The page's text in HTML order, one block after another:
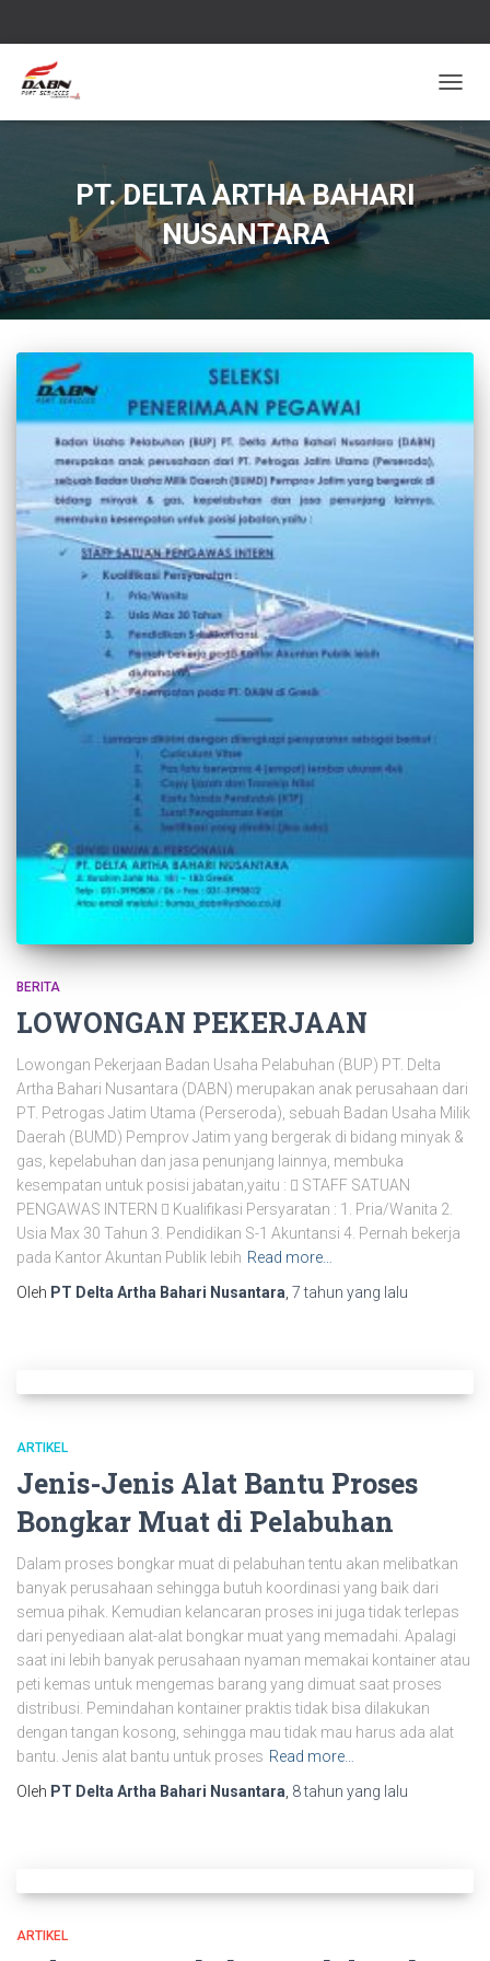
PT. DELTA ARTHA BAHARI
NUSANTARA
BERITA
LOWONGAN PEKERJAAN
Lowongan Pekerjaan Badan Usaha Pelabuhan (BUP) PT. Delta
Artha Bahari Nusantara (DABN) merupakan anak perusahaan dari
PT. Petrogas Jatim Utama (Perseroda), sebuah Badan Usaha Milik
Daerah (BUMD) Pemprov Jatim yang bergerak di bidang minyak &
gas, kepelabuhan dan jasa penunjang lainnya, membuka
kesempatan untuk posisi jabatan,yaitu :  STAFF SATUAN
PENGAWAS INTERN  Kualifikasi Persyaratan : 1. Pria/Wanita 2.
Usia Max 30 Tahun 3. Pendidikan S-1 Akuntansi 4. Pernah bekerja
pada Kantor Akuntan Publik lebih Read more…
Oleh PT Delta Artha Bahari Nusantara 7 tahun yang lalu
ARTIKEL
Jenis-Jenis Alat Bantu Proses
Bongkar Muat di Pelabuhan
Dalam proses bongkar muat di pelabuhan tentu akan melibatkan
banyak perusahaan sehingga butuh koordinasi yang baik dari
semua pihak. Kemudian kelancaran proses ini juga tidak terlepas
dari penyediaan alat-alat bongkar muat yang memadahi. Apalagi
saat ini lebih banyak perusahaan nyaman memakai kontainer atau
peti kemas untuk mengemas barang yang dimuat saat proses
distribusi. Pemindahan kontainer praktis tidak bisa dilakukan
dengan tangan kosong, sehingga mau tidak mau harus ada alat
bantu. Jenis alat bantu untuk proses Read more…
Oleh PT Delta Artha Bahari Nusantara 8 tahun yang lalu
ARTIKEL